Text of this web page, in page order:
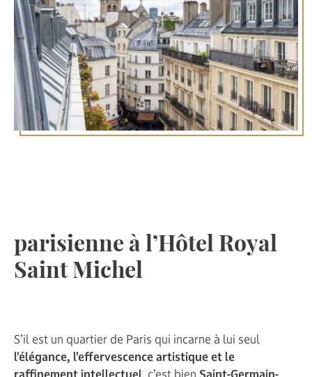
parisienne à l’Hôtel Royal
Saint Michel
S’il est un quartier de Paris qui incarne à lui seul
l’élégance, l’effervescence artistique et le